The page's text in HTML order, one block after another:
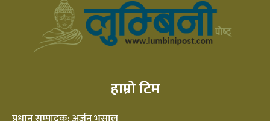
हाम्रो टिम